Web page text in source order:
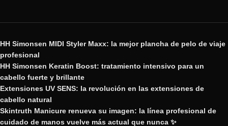
HH Simonsen MIDI Styler Maxx: la mejor plancha de pelo de viaje
profesional
HH Simonsen Keratin Boost: tratamiento intensivo para un
cabello fuerte y brillante
Extensiones UV SENS: la revolución en las extensiones de
cabello natural
Skintruth Manicure renueva su imagen: la línea profesional de
cuidado de manos vuelve más actual que nunca ✨